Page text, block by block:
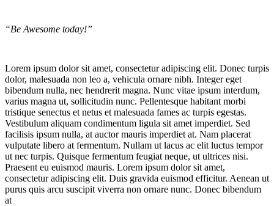
“Be Awesome today!”
Lorem ipsum dolor sit amet, consectetur adipiscing elit. Donec turpis
dolor, malesuada non leo a, vehicula ornare nibh. Integer eget
bibendum nulla, nec hendrerit magna. Nunc vitae ipsum interdum,
varius magna ut, sollicitudin nunc. Pellentesque habitant morbi
tristique senectus et netus et malesuada fames ac turpis egestas.
Vestibulum aliquam condimentum ligula sit amet imperdiet. Sed
facilisis ipsum nulla, at auctor mauris imperdiet at. Nam placerat
vulputate libero at fermentum. Nullam ut lacus ac elit luctus tempor
ut nec turpis. Quisque fermentum feugiat neque, ut ultrices nisi.
Praesent eu euismod mauris. Lorem ipsum dolor sit amet,
consectetur adipiscing elit. Duis gravida euismod efficitur. Aenean ut
purus quis arcu suscipit viverra non ornare nunc. Donec bibendum
at